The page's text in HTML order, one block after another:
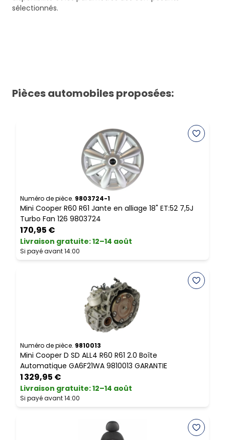
sélectionnés.
Pièces automobiles proposées:
Numéro de pièce. 9803724-1
Mini Cooper R60 R61 Jante en alliage 18" ET:52 7,5J
Turbo Fan 126 9803724
170,95 €
Livraison gratuite:12–14 août
Si payé avant 14:00
Numéro de pièce. 9810013
Mini Cooper D SD ALL4 R60 R61 2.0 Boîte
Automatique GA6F21WA 9810013 GARANTIE
1 329,95 €
Livraison gratuite:12–14 août
Si payé avant 14:00